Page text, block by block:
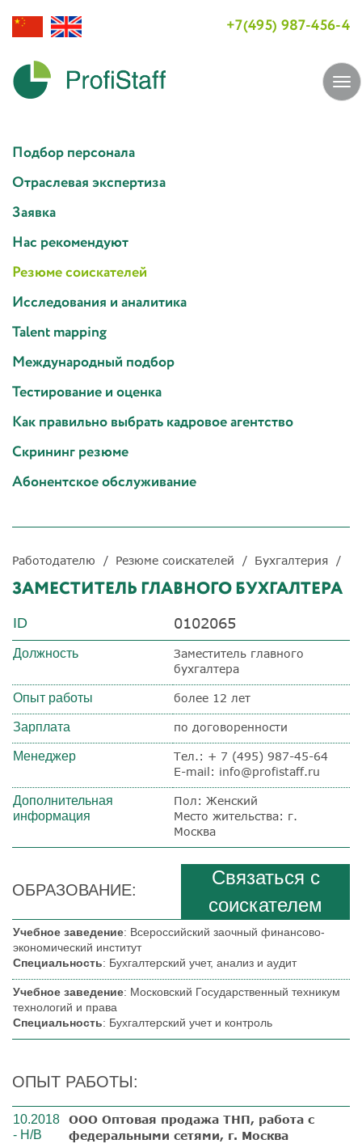
+7(495) 987-456-4
Подбор персонала
Отраслевая экспертиза
Заявка
Нас рекомендуют
Резюме соискателей
Исследования и аналитика
Talent mapping
Международный подбор
Тестирование и оценка
Как правильно выбрать кадровое агентство
Скрининг резюме
Абонентское обслуживание
Работодателю Резюме соискателей Бухгалтерия
ЗАМЕСТИТЕЛЬ ГЛАВНОГО БУХГАЛТЕРА
ID 0102065
Должность
Заместитель главного
бухгалтера
Опыт работы более 12 лет
Зарплата по договоренности
Менеджер Тел.: + 7 (495) 987-45-64
E-mail: info@profistaff.ru
Дополнительная
информация
Пол: Женский
Место жительства: г.
Москва
Связаться с
соискателем
ОБРАЗОВАНИЕ:
Учебное заведение: Всероссийский заочный финансово-
экономический институт
Специальность: Бухгалтерский учет, анализ и аудит
Учебное заведение: Московский Государственный техникум
технологий и права
Специальность: Бухгалтерский учет и контроль
ОПЫТ РАБОТЫ:
10.2018
- Н/В
ООО Оптовая продажа ТНП, работа с
федеральными сетями, г. Москва